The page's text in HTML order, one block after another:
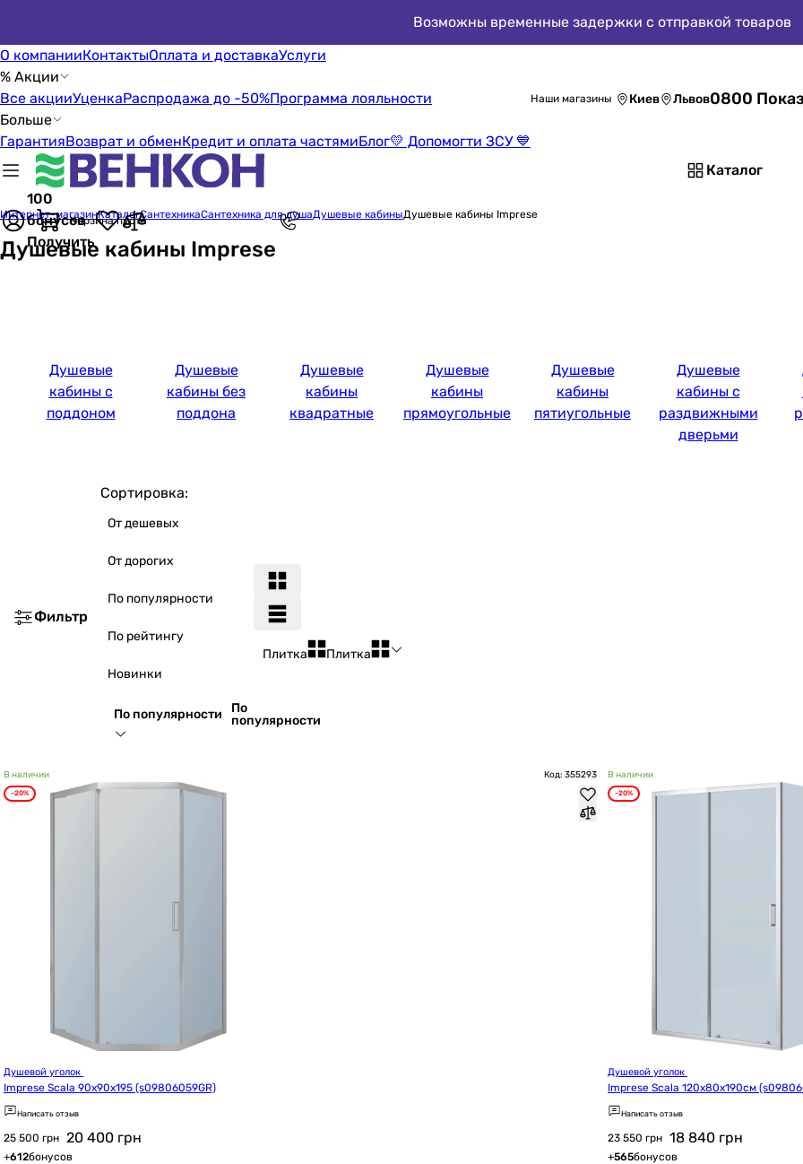
Возможны временные задержки с отправкой товаров
О компанииКонтактыОплата и доставкаУслуги
% Акции
Все акцииУценкаРаспродажа до -50%Программа лояльности
Больше
ГарантияВозврат и обменКредит и оплата частямиБлог💛 Допомогти ЗСУ 💙
Наши магазины Киев Львов0800
Каталог
100
бонусов
Получить
Корзина пуста
Интернет-магазинКаталогСантехникаСантехника для душаДушевые кабиныДушевые кабины Imprese
Душевые кабины Imprese
Душевые
кабины с
поддоном
Душевые
кабины без
поддона
Душевые
кабины
квадратные
Душевые
кабины
прямоугольные
Душевые
кабины
пятиугольные
Душевые
кабины с
раздвижными
дверьми
Фильтр
Сортировка:
От дешевых
От дорогих
По популярности
По рейтингу
Новинки
По популярности
По
популярности
Плитка Плитка
В наличии Код: 355293
-20%
Imprese Scala 90x90x195 (s09806059GR)
Написать отзыв
25 500 грн 20 400 грн
+612бонусов
В наличии
-20%
Imprese Scala 120x80x190см
Написать отзыв
23 550 грн 18 840 грн
+565бонусов